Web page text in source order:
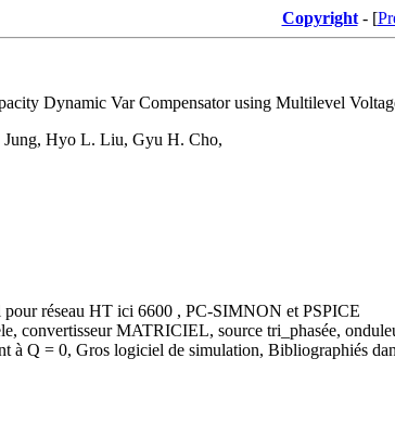
Copyright- [
Dynamic Var Compensator using Multilevel
Jung, Hyo L. Liu, Gyu H. Cho,
pour réseau HT ici 6600 , PC-SIMNON et PSPICE
convertisseur MATRICIEL, source tri_phasée,
à Q = 0, Gros logiciel de simulation, Bibliographiés